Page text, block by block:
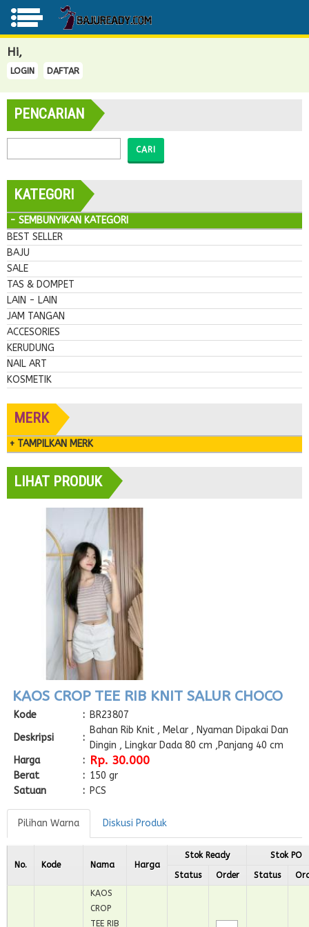
Hi,
LOGIN DAFTAR
PENCARIAN
CARI
KATEGORI
- SEMBUNYIKAN KATEGORI
BEST SELLER
BAJU
SALE
TAS & DOMPET
LAIN - LAIN
JAM TANGAN
ACCESORIES
KERUDUNG
NAIL ART
KOSMETIK
MERK
+ TAMPILKAN MERK
LIHAT PRODUK
KAOS CROP TEE RIB KNIT SALUR CHOCO
Kode : BR23807
Deskripsi
:
Bahan Rib Knit , Melar , Nyaman Dipakai Dan
Dingin , Lingkar Dada 80 cm ,Panjang 40 cm
Harga
: Rp. 30.000
Berat : 150 gr
Satuan
: PCS
Pilihan Warna Diskusi Produk
No. Kode Nama Harga
Stok Ready Stok PO
Status Order Status
KAOS
CROP
TEE RIB